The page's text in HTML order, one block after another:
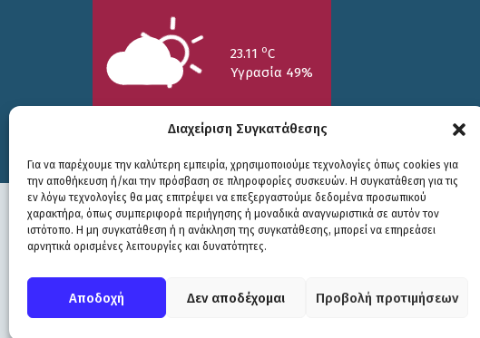
Διαχείριση Συγκατάθεσης
Για να παρέχουμε την καλύτερη εμπειρία, χρησιμοποιούμε τεχνολογίες όπως cookies για
την αποθήκευση ή/και την πρόσβαση σε πληροφορίες συσκευών. Η συγκατάθεση για τις
εν λόγω τεχνολογίες θα μας επιτρέψει να επεξεργαστούμε δεδομένα προσωπικού
χαρακτήρα, όπως συμπεριφορά περιήγησης ή μοναδικά αναγνωριστικά σε αυτόν τον
ιστότοπο. Η μη συγκατάθεση ή η ανάκληση της συγκατάθεσης, μπορεί να επηρεάσει
αρνητικά ορισμένες λειτουργίες και δυνατότητες.
Αποδοχή Δεν αποδέχομαι Προβολή προτιμήσεων
23.11 oC
Υγρασία 49%
25/7
15.73oC
26/7
17.99oC
27/7
20.94oC
© COPYRIGHT ΔΗΜΟΣ ΣΟΥΛΙΟΥ 2026
WEB DEVELOPMENT BYΕΓΚΡΙΤΟΣ GROUP| GRAPHICS DESIGN BY